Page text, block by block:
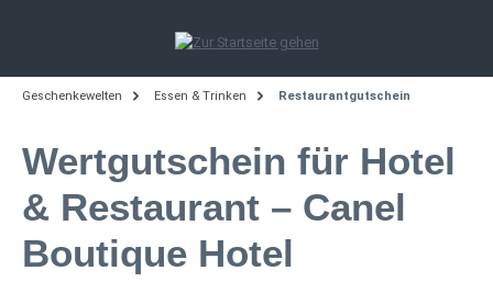
Geschenkewelten Essen & Trinken Restaurantgutschein
Wertgutschein für Hotel
& Restaurant – Canel
Boutique Hotel